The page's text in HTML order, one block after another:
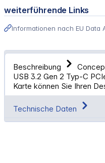
weiterführende Links
Informationen nach EU Data
Beschreibung
USB 3.2 Gen 2 Typ-C
Karte können Sie Ihren
Technische Daten